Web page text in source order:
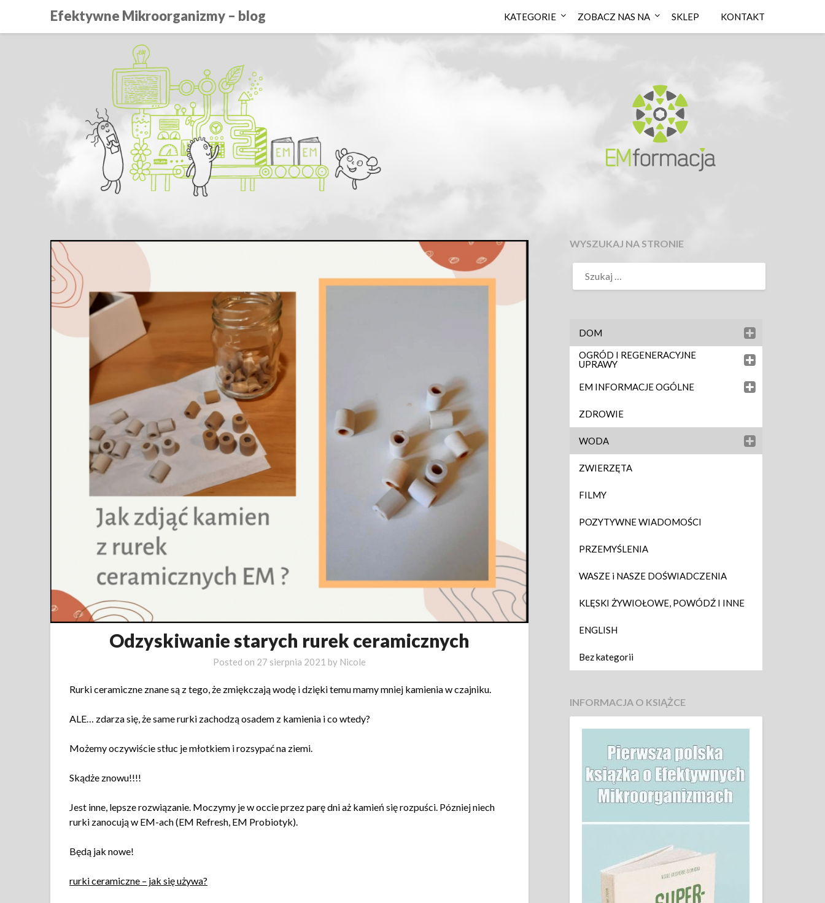
Efektywne Mikroorganizmy – blog KATEGORIE ZOBACZ NAS NA SKLEP KONTAKT
Odzyskiwanie starych rurek ceramicznych
Posted on 27 sierpnia 2021 by Nicole
Rurki ceramiczne znane są z tego, że zmiękczają wodę i dzięki temu mamy mniej kamienia w czajniku.
ALE… zdarza się, że same rurki zachodzą osadem z kamienia i co wtedy?
Możemy oczywiście stłuc je młotkiem i rozsypać na ziemi.
Skądże znowu!!!!
Jest inne, lepsze rozwiązanie. Moczymy je w occie przez parę dni aż kamień się rozpuści. Pózniej niech
rurki zanocują w EM-ach (EM Refresh, EM Probiotyk).
Będą jak nowe!
rurki ceramiczne – jak się używa?
WYSZUKAJ NA STRONIE
DOM
OGRÓD I REGENERACYJNE
UPRAWY
EM INFORMACJE OGÓLNE
ZDROWIE
WODA
ZWIERZĘTA
FILMY
POZYTYWNE WIADOMOŚCI
PRZEMYŚLENIA
WASZE i NASZE DOŚWIADCZENIA
KLĘSKI ŻYWIOŁOWE, POWÓDŹ I INNE
ENGLISH
Bez kategorii
INFORMACJA O KSIĄŻCE